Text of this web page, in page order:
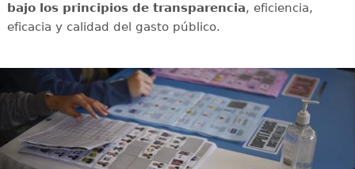
bajo los principios de transparencia, eficiencia,
eficacia y calidad del gasto público.